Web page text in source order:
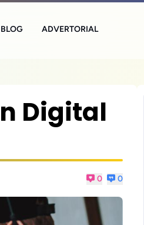
BLOG ADVERTORIAL
Digital
0 0